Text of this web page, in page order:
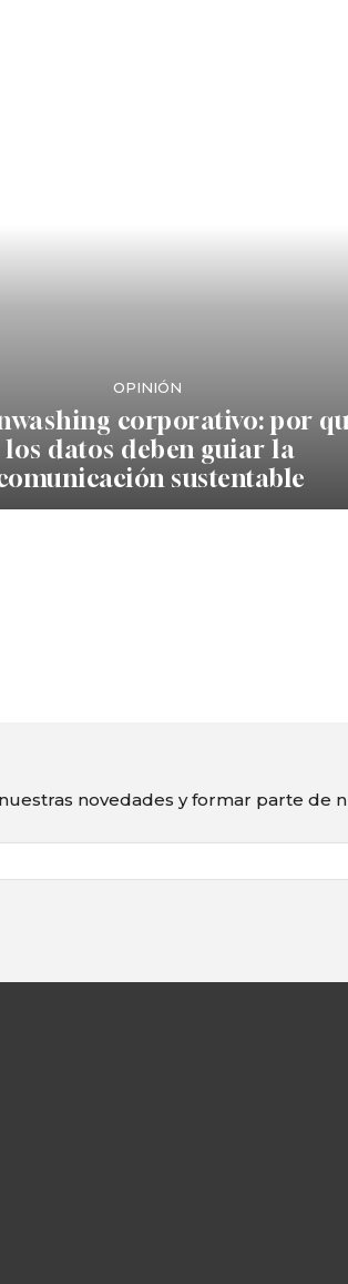
OPINIÓN
corporativo: por
los datos deben guiar la
sustentable
novedades y formar parte de